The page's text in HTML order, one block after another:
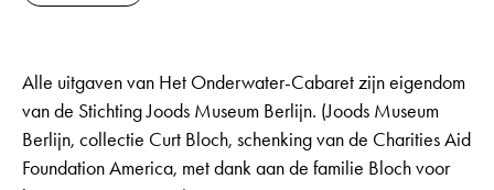
Alle uitgaven van Het Onderwater-Cabaret zijn eigendom
van de Stichting Joods Museum Berlijn. (Joods Museum
Berlijn, collectie Curt Bloch, schenking van de Charities Aid
Foundation America, met dank aan de familie Bloch voor